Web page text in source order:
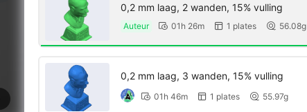
0,2 mm laag, 2 wanden, 15% vulling
Auteur  01h 26m  1 plates  56.08g
0,2 mm laag, 3 wanden, 15% vulling
 01h 46m  1 plates  55.97g